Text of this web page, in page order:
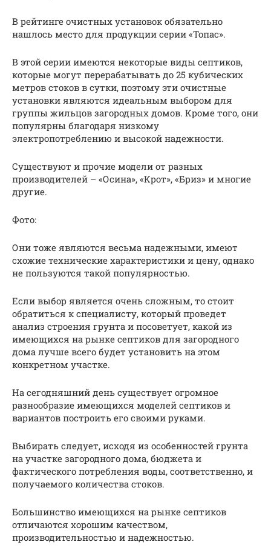
В рейтинге очистных установок обязательно
нашлось место для продукции серии «Топас».
В этой серии имеются некоторые виды септиков,
которые могут перерабатывать до 25 кубических
метров стоков в сутки, поэтому эти очистные
установки являются идеальным выбором для
группы жильцов загородных домов. Кроме того, они
популярны благодаря низкому
электропотреблению и высокой надежности.
Существуют и прочие модели от разных
производителей – «Осина», «Крот», «Бриз» и многие
другие.
Фото:
Они тоже являются весьма надежными, имеют
схожие технические характеристики и цену, однако
не пользуются такой популярностью.
Если выбор является очень сложным, то стоит
обратиться к специалисту, который проведет
анализ строения грунта и посоветует, какой из
имеющихся на рынке септиков для загородного
дома лучше всего будет установить на этом
конкретном участке.
На сегодняшний день существует огромное
разнообразие имеющихся моделей септиков и
вариантов построить его своими руками.
Выбирать следует, исходя из особенностей грунта
на участке загородного дома, бюджета и
фактического потребления воды, соответственно, и
получаемого количества стоков.
Большинство имеющихся на рынке септиков
отличаются хорошим качеством,
производительностью и надежностью.